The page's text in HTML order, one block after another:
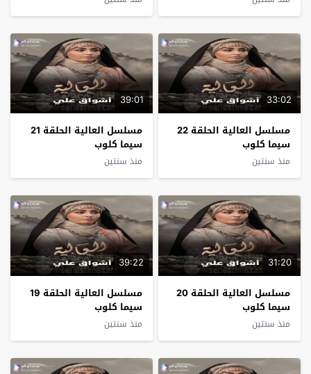
33:02
مسلسل العالية الحلقة 22
سيما كلوب
منذ سنتين
39:01
مسلسل العالية الحلقة 21
سيما كلوب
منذ سنتين
31:20
مسلسل العالية الحلقة 20
سيما كلوب
منذ سنتين
39:22
مسلسل العالية الحلقة 19
سيما كلوب
منذ سنتين